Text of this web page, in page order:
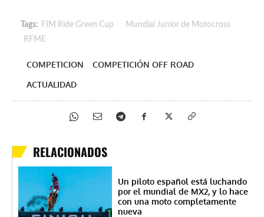
Tags: FIM Ride Green Cup
Mundial Junior de Motocross
RFME
COMPETICION
COMPETICIÓN OFF ROAD
ACTUALIDAD
RELACIONADOS
Un piloto español está luchando
por el mundial de MX2, y lo hace
con una moto completamente
nueva